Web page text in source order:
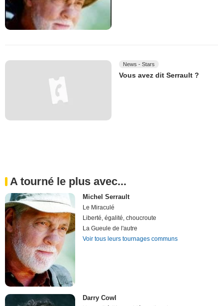
News - Stars
Vous avez dit Serrault ?
A tourné le plus avec...
Michel Serrault
Le Miraculé
Liberté, égalité, choucroute
La Gueule de l'autre
Voir tous leurs tournages communs
Darry Cowl